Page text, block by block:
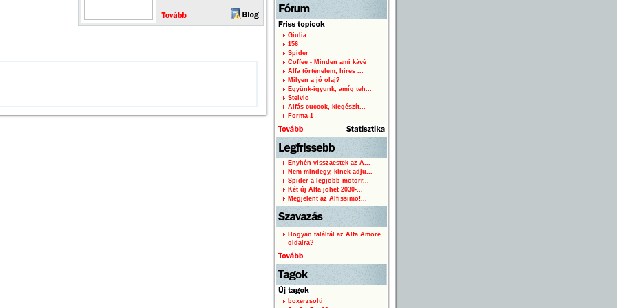
Giulia
156
Spider
Coffee - Minden ami kávé
Alfa történelem, híres ...
Milyen a jó olaj?
Együnk-igyunk, amíg teh...
Stelvio
Alfás cuccok, kiegészít...
Forma-1
Enyhén visszaestek az A...
Nem mindegy, kinek adju...
Spider a legjobb motorr...
Két új Alfa jöhet 2030-...
Megjelent az Alfissimo!...
Hogyan találtál az Alfa Amore
oldalra?
boxerzsolti